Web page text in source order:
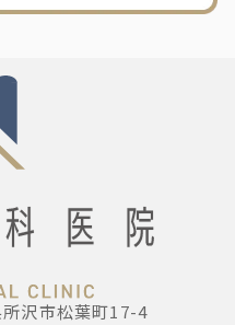
沢市松葉町17-4